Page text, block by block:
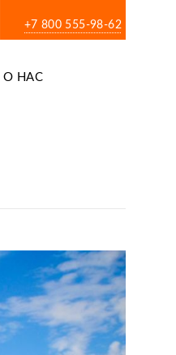
+7 800 555-98-62
О НАС